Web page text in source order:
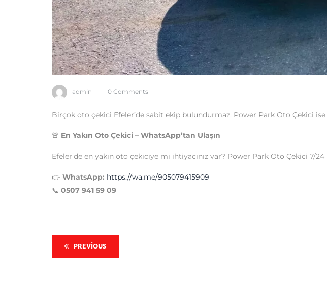
admin 0 Comments
Birçok oto çekici Efeler’de sabit ekip bulundurmaz. Power Park Oto Çekici ise
🚨 En Yakın Oto Çekici – WhatsApp’tan Ulaşın
Efeler’de en yakın oto çekiciye mi ihtiyacınız var? Power Park Oto Çekici 7/
👉 WhatsApp: https://wa.me/905079415909
📞 0507 941 59 09
PREVIOUS